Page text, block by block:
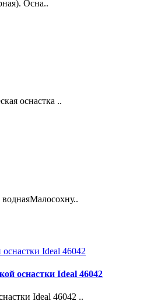
Осна..
оснастка ..
оснастки Ideal 46042
Ideal 46042 ..